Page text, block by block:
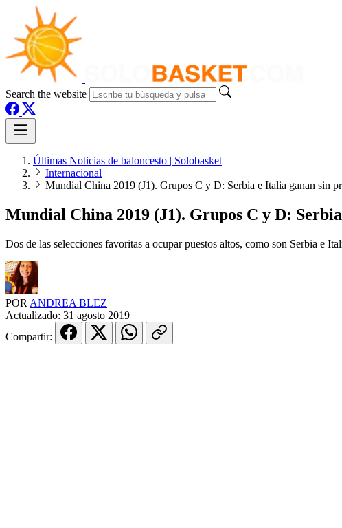
Search the website
Últimas Noticias de baloncesto | Solobasket
Internacional
Mundial China 2019 (J1). Grupos C y D: Serbia e Italia ganan sin
Mundial China 2019 (J1). Grupos C y D:
Dos de las selecciones favoritas a ocupar puestos altos, como son Serbia e
POR ANDREA BLEZ
Actualizado: 31 agosto 2019
Compartir: